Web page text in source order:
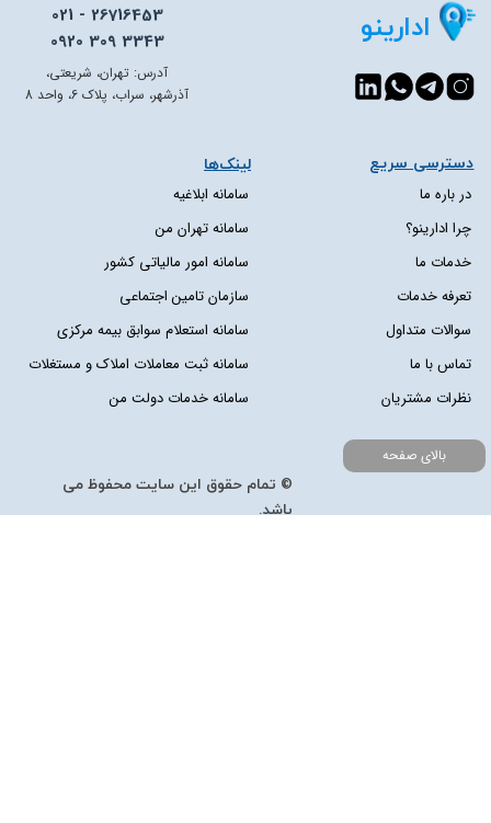
ادارینو
021 - 26716453
0920 309 3343
در باره ما
چرا ادارینو؟
خدمات ما
تعرفه خدمات
سوالات متداول
تماس با ما
نظرات مشتریان
دسترسی سریع​​​​​​​ لینک‌ها
سامانه ابلاغیه
سامانه تهران من
سامانه امور مالیاتی کشور
سازمان تامین اجتماعی
سامانه استعلام سوابق بیمه مرکزی
سامانه ثبت معاملات املاک و مستغلات
سامانه خدمات دولت من
© تمام حقوق این سایت محفوظ می
باشد.
بالای صفحه
آدرس: تهران، شریعتی،
آذرشهر، سراب، پلاک 6، واحد 8